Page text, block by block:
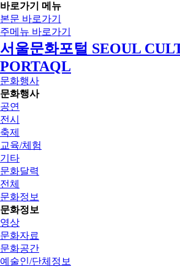
바로가기 메뉴
본문 바로가기
주메뉴 바로가기
서울문화포털 SEOUL
PORTAQL
문화행사
문화행사
공연
전시
축제
교육/체험
기타
문화달력
전체
문화정보
문화정보
영상
문화자료
문화공간
예술인/단체정보